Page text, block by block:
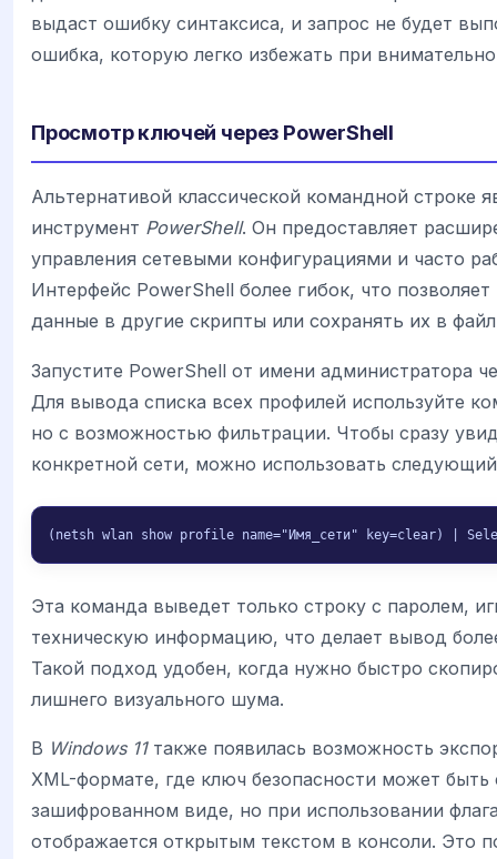
выдаст ошибку синтаксиса, и запрос не будет
ошибка, которую легко избежать при
Просмотр ключей через PowerShell
Альтернативой классической командной строке
инструмент PowerShell. Он предоставляет
управления сетевыми конфигурациями и часто
Интерфейс PowerShell более гибок, что
данные в другие скрипты или сохранять их в
Запустите PowerShell от имени администратора
Для вывода списка всех профилей используйте
но с возможностью фильтрации. Чтобы сразу
конкретной сети, можно использовать
(netsh wlan show profile name="Имя_сети" key=clear) |
Эта команда выведет только строку с паролем,
техническую информацию, что делает вывод
Такой подход удобен, когда нужно быстро
лишнего визуального шума.
В Windows 11также появилась возможность
XML-формате, где ключ безопасности может быть
зашифрованном виде, но при использовании
отображается открытым текстом в консоли. Это